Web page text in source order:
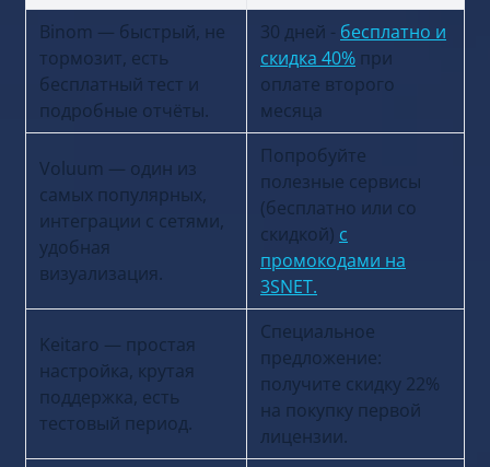
Binom — быстрый, не
тормозит, есть
бесплатный тест и
подробные отчёты.
30 дней - бесплатно и
скидка 40% при
оплате второго
месяца
Voluum — один из
самых популярных,
интеграции с сетями,
удобная
визуализация.
Попробуйте
полезные сервисы
(бесплатно или со
скидкой) c
промокодами на
3SNET.
Keitaro — простая
настройка, крутая
поддержка, есть
тестовый период.
Специальное
предложение:
получите скидку 22%
на покупку первой
лицензии.